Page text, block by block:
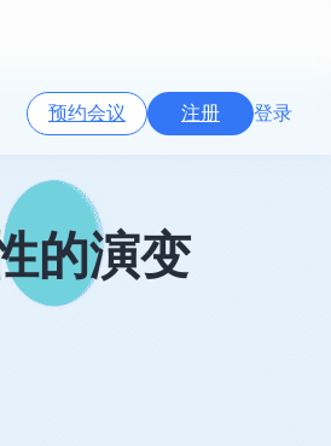
预约会议 注册 登录
的演变